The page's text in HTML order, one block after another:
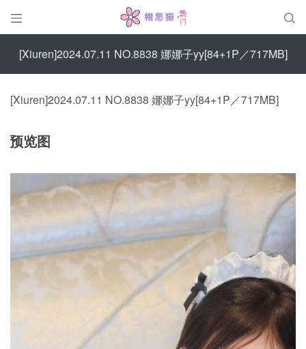
 
[Xiuren]2024.07.11 NO.8838 娜娜子yy[84+1P／717MB]
[Xiuren]2024.07.11 NO.8838 娜娜子yy[84+1P／717MB]
预览图